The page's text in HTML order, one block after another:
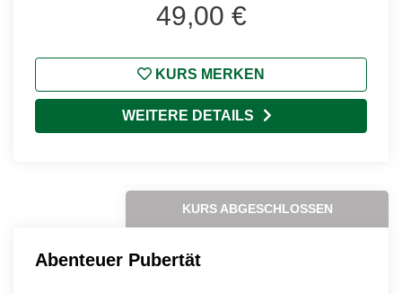
49,00 €
KURS MERKEN
WEITERE DETAILS
KURS ABGESCHLOSSEN
Abenteuer Pubertät